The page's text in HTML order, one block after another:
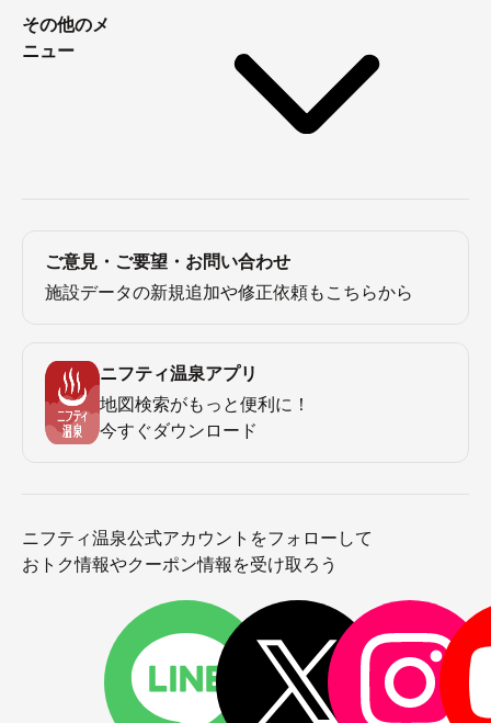
その他のメ
ニュー
ご意見・ご要望・お問い合わせ
施設データの新規追加や修正依頼もこちらから
ニフティ温泉アプリ
地図検索がもっと便利に！
今すぐダウンロード
ニフティ温泉公式アカウントをフォローして
おトク情報やクーポン情報を受け取ろう